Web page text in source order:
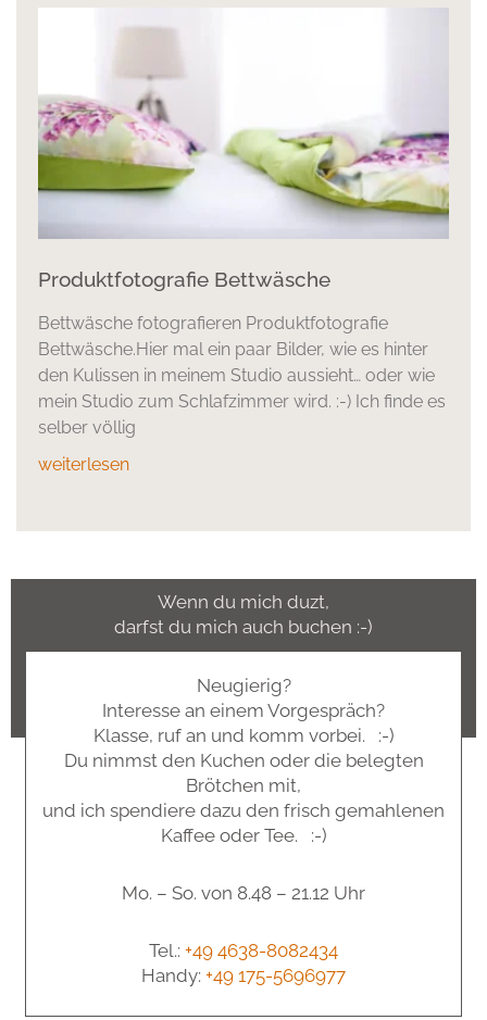
Produktfotografie Bettwäsche
Bettwäsche fotografieren Produktfotografie
Bettwäsche.Hier mal ein paar Bilder, wie es hinter
den Kulissen in meinem Studio aussieht… oder wie
mein Studio zum Schlafzimmer wird. :-) Ich finde es
selber völlig
weiterlesen
Wenn du mich duzt,
darfst du mich auch buchen :-)
Neugierig?
Interesse an einem Vorgespräch?
Klasse, ruf an und komm vorbei. :-)
Du nimmst den Kuchen oder die belegten
Brötchen mit,
und ich spendiere dazu den frisch gemahlenen
Kaffee oder Tee. :-)
Mo. – So. von 8.48 – 21.12 Uhr
Tel.: +49 4638-8082434
Handy: +49 175-5696977